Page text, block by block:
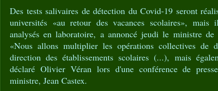
Des tests salivaires de détection du Covid-19 seront
universités «au retour des vacances scolaires», mais
analysés en laboratoire, a annoncé jeudi le ministre
«Nous allons multiplier les opérations collectives de
direction des établissements scolaires (...), mais
déclaré Olivier Véran lors d'une conférence de
ministre, Jean Castex.